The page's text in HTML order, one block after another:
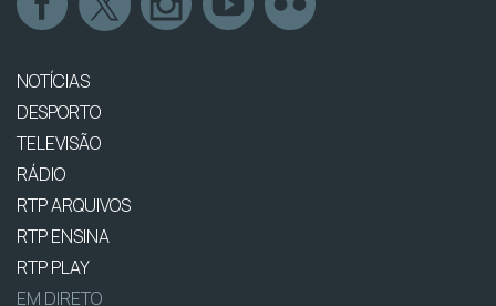
NOTÍCIAS
DESPORTO
TELEVISÃO
RÁDIO
RTP ARQUIVOS
RTP ENSINA
RTP PLAY
EM DIRETO